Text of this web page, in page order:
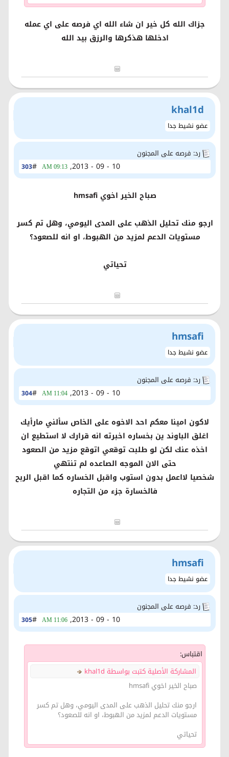
جزاك الله كل خير ان شاء الله اي فرصه على اي عمله
ادخلها هذكرها والرزق بيد الله
khal1d
عضو نشيط جدا
رد: فرصه على المجنون
303# 10 - 09 - 2013,
09:13 AM
صباح الخير اخوي hmsafi
ارجو منك تحليل الذهب على المدى اليومي، وهل تم كسر
مستويات الدعم لمزيد من الهبوط، او انه للصعود؟
تحياتي
hmsafi
عضو نشيط جدا
رد: فرصه على المجنون
304# 10 - 09 - 2013,
11:04 AM
لاكون امينا معكم احد الاخوه على الخاص سألني مارأيك
اغلق الباوند ين بخساره اخبرته انه قرارك لا استطيع ان
اخذه عنك لكن لو طلبت توقعي اتوقع مزيد من الصعود
حتى الان الموجه الصاعده لم تنتهي
شخصيا لااعمل بدون استوب واقبل الخساره كما اقبل الربح
فالخسارة جزء من التجاره
hmsafi
عضو نشيط جدا
رد: فرصه على المجنون
305# 10 - 09 - 2013,
11:06 AM
اقتباس:
المشاركة الأصلية كتبت بواسطة khal1d
صباح الخير اخوي hmsafi
ارجو منك تحليل الذهب على المدى اليومي، وهل تم كسر
مستويات الدعم لمزيد من الهبوط، او انه للصعود؟
تحياتي